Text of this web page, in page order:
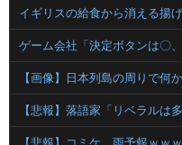
イギリスの給食から消える揚
【画像】日本列島の周りで何